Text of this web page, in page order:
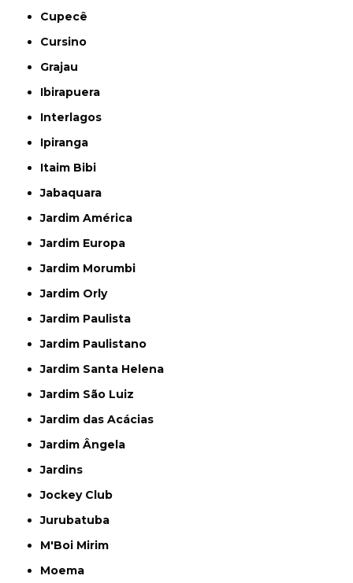
Cupecê
Cursino
Grajau
Ibirapuera
Interlagos
Ipiranga
Itaim Bibi
Jabaquara
Jardim América
Jardim Europa
Jardim Morumbi
Jardim Orly
Jardim Paulista
Jardim Paulistano
Jardim Santa Helena
Jardim São Luiz
Jardim das Acácias
Jardim Ângela
Jardins
Jockey Club
Jurubatuba
M'Boi Mirim
Moema